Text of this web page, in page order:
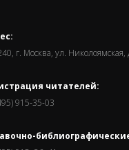
г. Москва, ул. Николоямская,
читателей:
915-35-03